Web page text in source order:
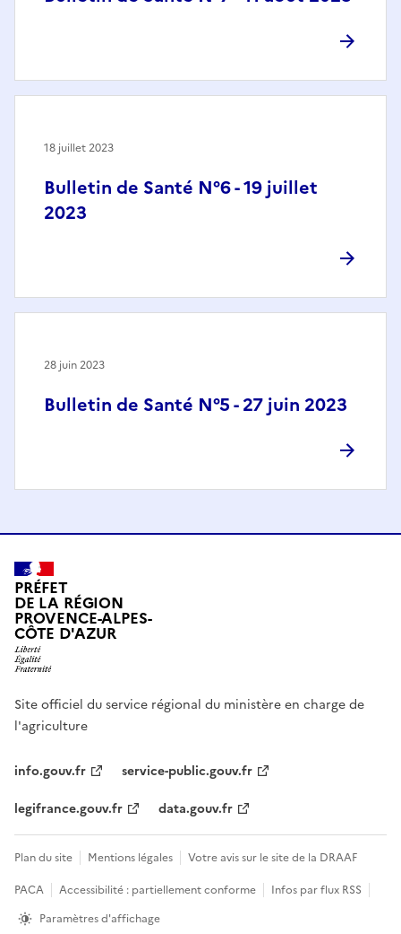
Bulletin de Santé N°6 - 19 juillet
2023
18 juillet 2023
Bulletin de Santé N°5 - 27 juin 2023
28 juin 2023
PRÉFET
DE LA RÉGION
PROVENCE-ALPES-
CÔTE D'AZUR
Site officiel du service régional du ministère en charge de
l'agriculture
info.gouv.fr
service-public.gouv.fr
legifrance.gouv.fr
data.gouv.fr
Plan du site Mentions légales
Votre avis sur le site de la DRAAF
PACA
Accessibilité : partiellement conforme
Infos par flux RSS
Paramètres d'affichage